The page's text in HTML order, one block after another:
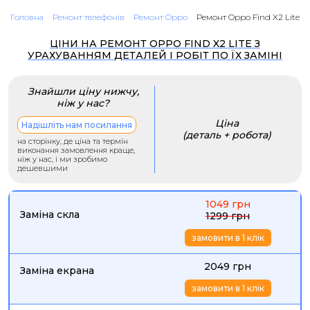
Головна Ремонт телефонів Ремонт Oppo Ремонт Oppo Find X2 Lite
ЦІНИ НА РЕМОНТ OPPO FIND X2 LITE З
УРАХУВАННЯМ ДЕТАЛЕЙ І РОБІТ ПО ЇХ ЗАМІНІ
Знайшли ціну нижчу,
ніж у нас?
Надішліть нам посилання
на сторінку, де ціна та термін
виконання замовлення краще,
ніж у нас, і ми зробимо
дешевшими
Ціна
(деталь + робота)
Заміна скла
1049 грн
1299 грн
замовити в 1 клік
Заміна екрана 2049 грн
замовити в 1 клік